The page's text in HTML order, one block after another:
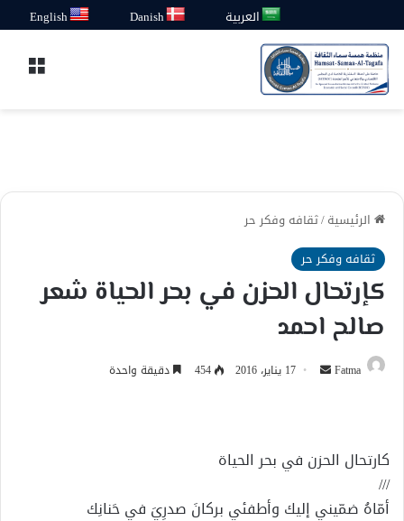
العربية Danish
English
الرئيسية/ثقافه وفكر حر
ثقافه وفكر حر
كإرتحال الحزن في بحر الحياة شعر
صالح احمد
Fatma
أرسل 17 يناير، 2016 454 دقيقة واحدة
كارتحال الحزن في بحر الحياة
///
أمّاهُ ضمّيني إليك وأطفئي بركانَ صدرِيَ في حَنانِك